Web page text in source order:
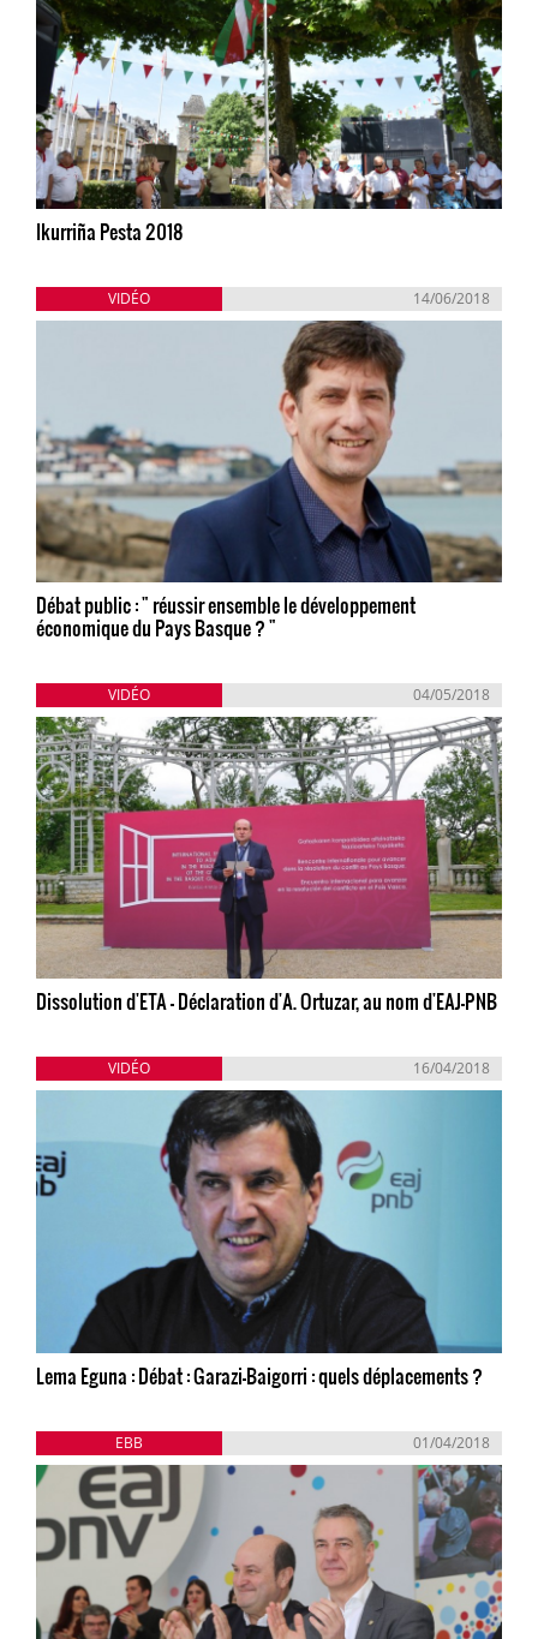
Ikurriña Pesta 2018
VIDÉO 14/06/2018
Débat public : " réussir ensemble le développement
économique du Pays Basque ? "
VIDÉO 04/05/2018
Dissolution d'ETA - Déclaration d'A. Ortuzar, au nom d'EAJ-PNB
VIDÉO 16/04/2018
Lema Eguna : Débat : Garazi-Baigorri : quels déplacements ?
EBB 01/04/2018